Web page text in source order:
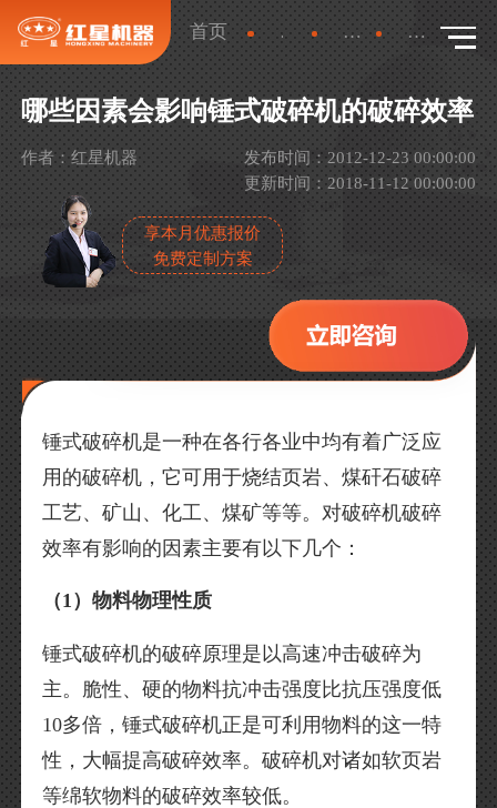
首页 新闻 产品新闻 详情
哪些因素会影响锤式破碎机的破碎效率
作者：红星机器
发布时间：2012-12-23 00:00:00
更新时间：2018-11-12 00:00:00
享本月优惠报价
免费定制方案
锤式破碎机是一种在各行各业中均有着广泛应
用的破碎机，它可用于烧结页岩、煤矸石破碎
工艺、矿山、化工、煤矿等等。对破碎机破碎
效率有影响的因素主要有以下几个：
（1）物料物理性质
锤式破碎机的破碎原理是以高速冲击破碎为
主。脆性、硬的物料抗冲击强度比抗压强度低
10多倍，锤式破碎机正是可利用物料的这一特
性，大幅提高破碎效率。破碎机对诸如软页岩
等绵软物料的破碎效率较低。